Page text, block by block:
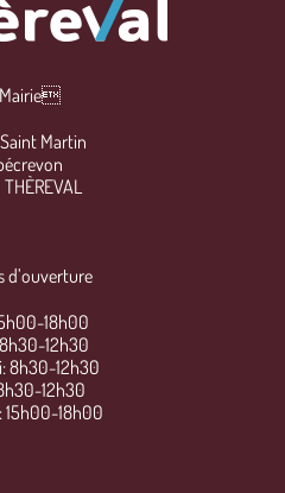
Martin
d’ouverture
18h00
12h30
8h30-12h30
12h30
15h00-18h00